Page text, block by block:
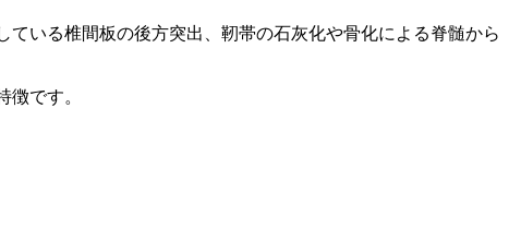
いる椎間板の後方突出、靭帯の石灰化や骨化による脊髄から
です。